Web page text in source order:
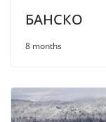
БАНСКО
8 months